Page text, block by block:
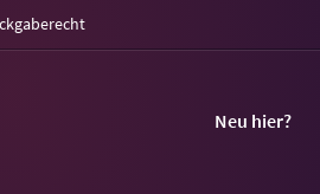
Neu hier?